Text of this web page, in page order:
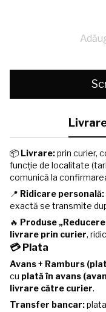
📦 Livrare:prin curier,
funcție de localitate
comunică la
📍 Ridicare personală:
exactă se transmite
🔥 Produse
livrare prin curier,
💳 Plata
Avans + Ramburs
cu plată în avans
livrare către curier.
Transfer bancar: